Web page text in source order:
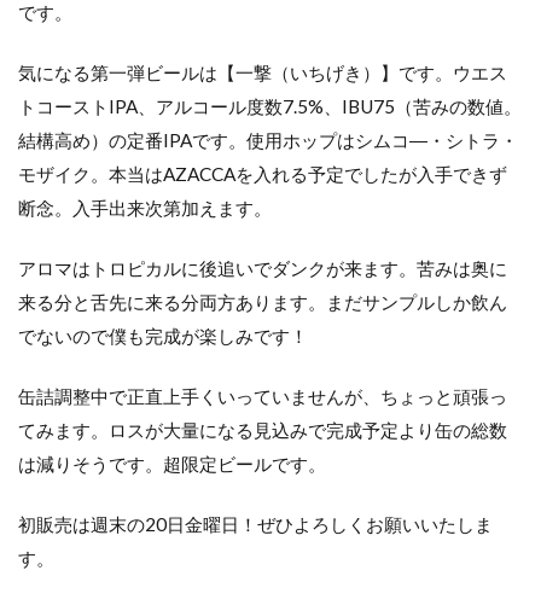
です。
気になる第一弾ビールは【一撃（いちげき）】です。ウエス
トコーストIPA、アルコール度数7.5%、IBU75（苦みの数値。
結構高め）の定番IPAです。使用ホップはシムコ―・シトラ・
モザイク。本当はAZACCAを入れる予定でしたが入手できず
断念。入手出来次第加えます。
アロマはトロピカルに後追いでダンクが来ます。苦みは奥に
来る分と舌先に来る分両方あります。まだサンプルしか飲ん
でないので僕も完成が楽しみです！
缶詰調整中で正直上手くいっていませんが、ちょっと頑張っ
てみます。ロスが大量になる見込みで完成予定より缶の総数
は減りそうです。超限定ビールです。
初販売は週末の20日金曜日！ぜひよろしくお願いいたしま
す。